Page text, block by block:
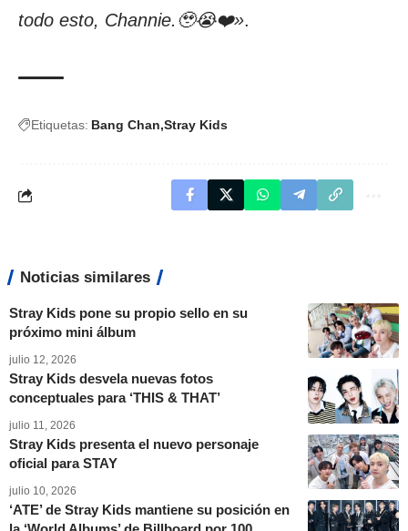
todo esto, Channie.🥹😭❤️».
Etiquetas: Bang Chan Stray Kids
Noticias similares
Stray Kids pone su propio sello en su
próximo mini álbum
julio 12, 2026
Stray Kids desvela nuevas fotos
conceptuales para ‘THIS & THAT’
julio 11, 2026
Stray Kids presenta el nuevo personaje
oficial para STAY
julio 10, 2026
‘ATE’ de Stray Kids mantiene su posición en